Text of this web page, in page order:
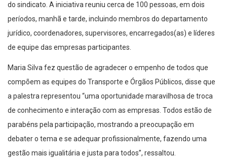
do sindicato. A iniciativa reuniu cerca de 100 pessoas, em dois
períodos, manhã e tarde, incluindo membros do departamento
jurídico, coordenadores, supervisores, encarregados(as) e líderes
de equipe das empresas participantes.
Maria Silva fez questão de agradecer o empenho de todos que
compõem as equipes do Transporte e Órgãos Públicos, disse que
a palestra representou “uma oportunidade maravilhosa de troca
de conhecimento e interação com as empresas. Todos estão de
parabéns pela participação, mostrando a preocupação em
debater o tema e se adequar profissionalmente, fazendo uma
gestão mais igualitária e justa para todos”, ressaltou.